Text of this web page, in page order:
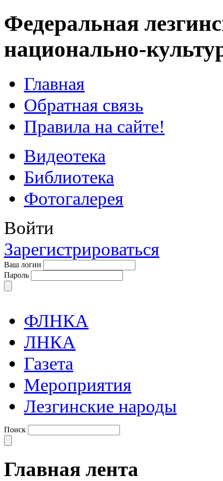
Федеральная
национально-
Главная
Обратная связь
Правила на сайте!
Видеотека
Библиотека
Фотогалерея
Войти
Зарегистрироваться
Ваш логин
Пароль
ФЛНКА
ЛНКА
Газета
Мероприятия
Лезгинские народы
Поиск
Главная лента